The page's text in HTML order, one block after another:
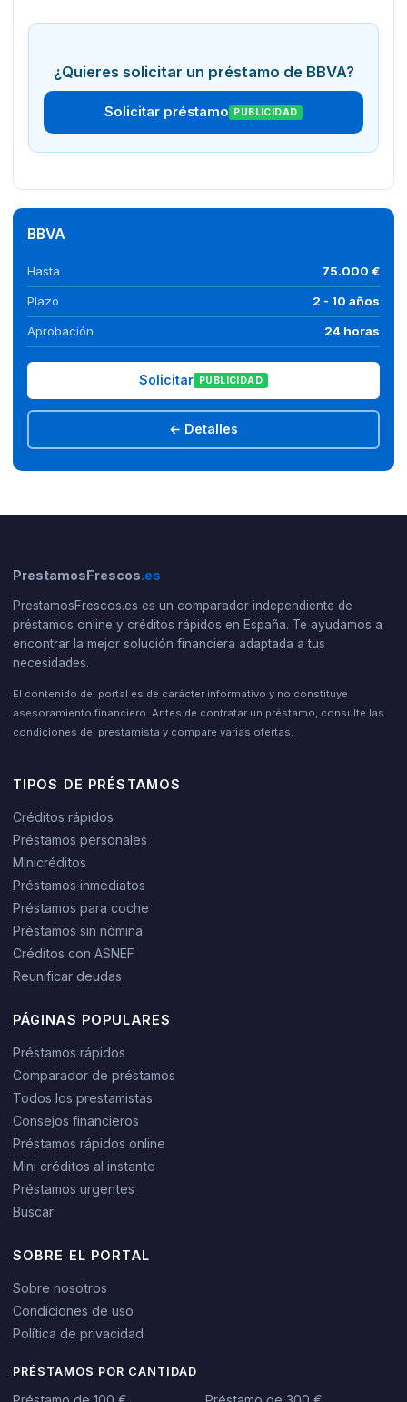
¿Quieres solicitar un préstamo de BBVA?
Solicitar préstamo PUBLICIDAD
BBVA
Hasta 75.000 €
Plazo 2 - 10 años
Aprobación 24 horas
Solicitar PUBLICIDAD
← Detalles
PrestamosFrescos.es
PrestamosFrescos.es es un comparador independiente de
préstamos online y créditos rápidos en España. Te ayudamos a
encontrar la mejor solución financiera adaptada a tus
necesidades.
El contenido del portal es de carácter informativo y no constituye
asesoramiento financiero. Antes de contratar un préstamo, consulte las
condiciones del prestamista y compare varias ofertas.
TIPOS DE PRÉSTAMOS
Créditos rápidos
Préstamos personales
Minicréditos
Préstamos inmediatos
Préstamos para coche
Préstamos sin nómina
Créditos con ASNEF
Reunificar deudas
PÁGINAS POPULARES
Préstamos rápidos
Comparador de préstamos
Todos los prestamistas
Consejos financieros
Préstamos rápidos online
Mini créditos al instante
Préstamos urgentes
Buscar
SOBRE EL PORTAL
Sobre nosotros
Condiciones de uso
Política de privacidad
PRÉSTAMOS POR CANTIDAD